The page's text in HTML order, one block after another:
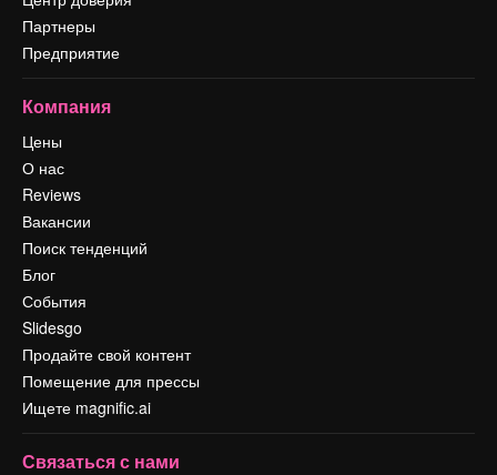
Партнеры
Предприятие
Компания
Цены
О нас
Reviews
Вакансии
Поиск тенденций
Блог
События
Slidesgo
Продайте свой контент
Помещение для прессы
Ищете magnific.ai
Связаться с нами